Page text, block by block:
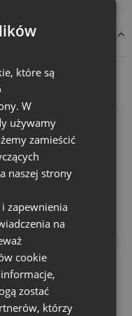
kurczaczka
Możesz
od zajączka
dla dzieci lub eleganckie
x 18 cmte welurowe
takich
wielkanocne
eleganckie
z przepisami:
Torby bawełniane
które są
W
używamy
zamieścić
naszej strony
zapewnienia
na
cookie
zostać
którzy